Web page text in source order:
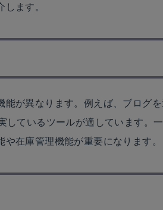
ます。
能が異なります。例えば、ブログ
しているツールが適しています。
在庫管理機能が重要になります。